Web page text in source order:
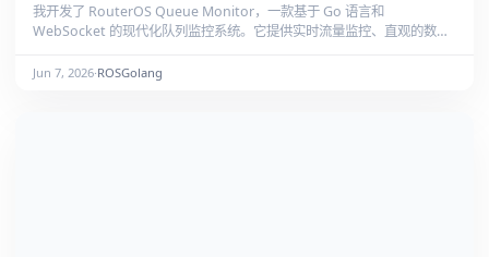
我开发了 RouterOS Queue Monitor，一款基于 Go 语言和
WebSocket 的现代化队列监控系统。它提供实时流量监控、直观的数据
MikroTik RouterOS 的网络流量。
Jun 7, 2026·ROSGolang